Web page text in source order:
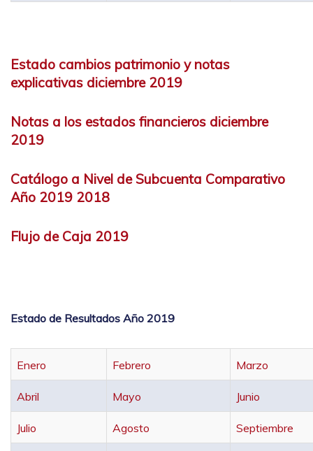
Estado cambios patrimonio y notas
explicativas diciembre 2019
Notas a los estados financieros diciembre
2019
Catálogo a Nivel de Subcuenta Comparativo
Año 2019 2018
Flujo de Caja 2019
Estado de Resultados Año 2019
Enero Febrero Marzo
Abril Mayo Junio
Julio Agosto Septiembre